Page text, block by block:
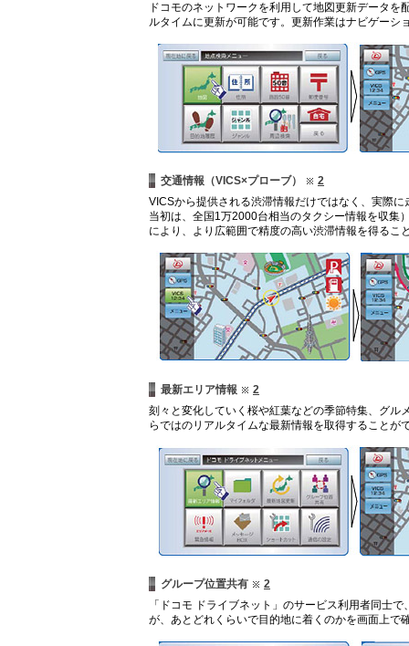
ドコモのネットワークを利用して地図更新データ
ルタイムに更新が可能です。更新作業はナビゲー
交通情報（VICS×プローブ）
2
VICSから提供される渋滞情報だけではなく、実際
当初は、全国1万2000台相当のタクシー情報を収集
により、より広範囲で精度の高い渋滞情報を得るこ
最新エリア情報
2
刻々と変化していく桜や紅葉などの季節特集、グル
らではのリアルタイムな最新情報を取得することが
グループ位置共有
2
「ドコモ ドライブネット」のサービス利用者同士
が、あとどれくらいで目的地に着くのかを画面上で